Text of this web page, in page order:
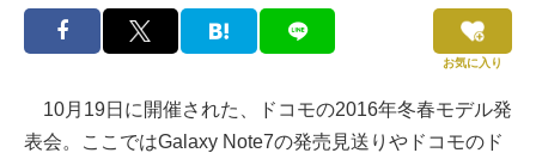
お気に入り
10月19日に開催された、ドコモの2016年冬春モデル発
表会。ここではGalaxy Note7の発売見送りやドコモのド